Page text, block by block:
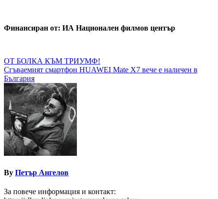
Финансиран от: ИА Национален филмов център
Навигация
ОТ БОЛКА КЪМ ТРИУМФ!
Сгъваемият смартфон HUAWEI Mate X7 вече е наличен в
България
By Петър Ангелов
За повече информация и контакт: